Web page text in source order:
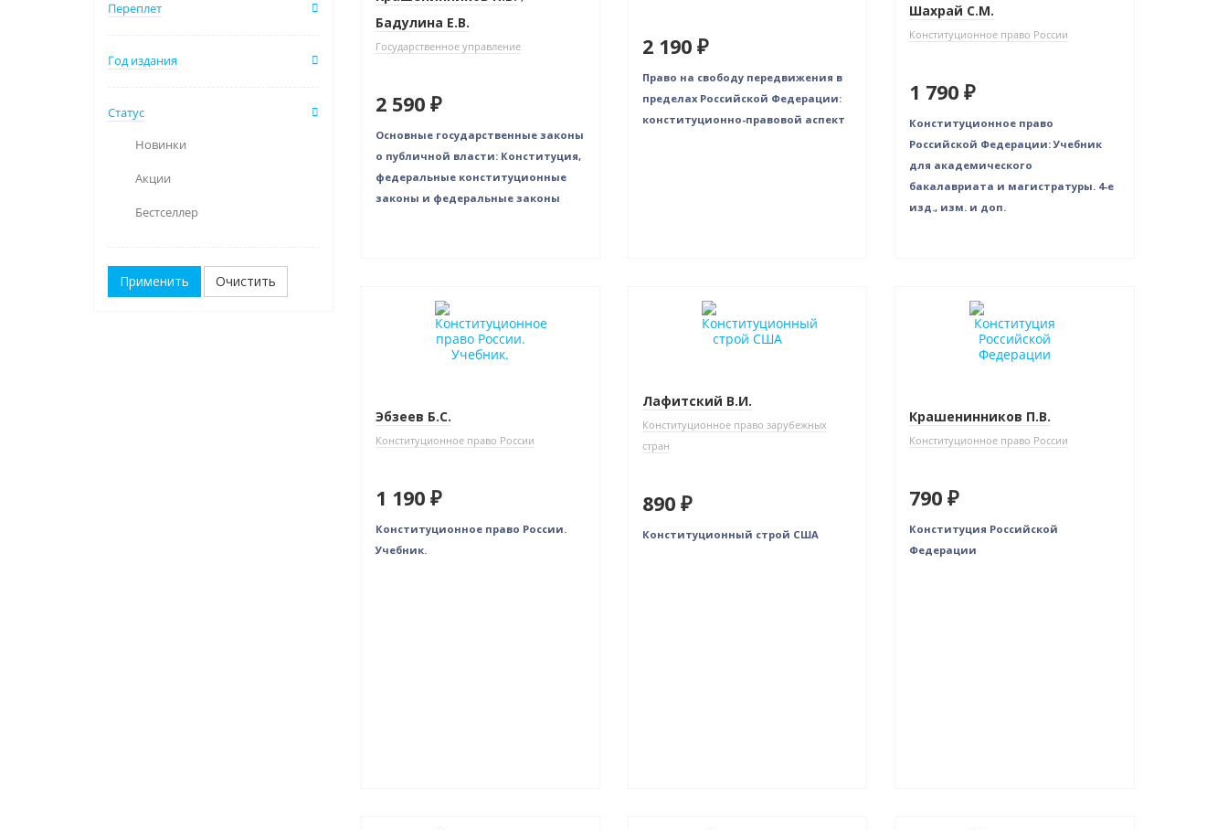
Переплет
Год издания
Статус
Новинки
Акции
Бестселлер
Очистить
Бадулина Е.В.
Государственное управление
2 590 ₽
Основные государственные законы
о публичной власти: Конституция,
федеральные конституционные
законы и федеральные законы
2 190 ₽
Право на свободу передвижения в
пределах Российской Федерации:
конституционно-правовой аспект
Шахрай С.М.
Конституционное право России
1 790 ₽
Конституционное право
Российской Федерации: Учебник
для академического
бакалавриата и магистратуры. 4-е
изд., изм. и доп.
Эбзеев Б.С.
Конституционное право России
1 190 ₽
Конституционное право России.
Учебник.
Лафитский В.И.
Конституционное право зарубежных
стран
890 ₽
Конституционный строй США
Крашенинников П.В.
Конституционное право России
790 ₽
Конституция Российской
Федерации